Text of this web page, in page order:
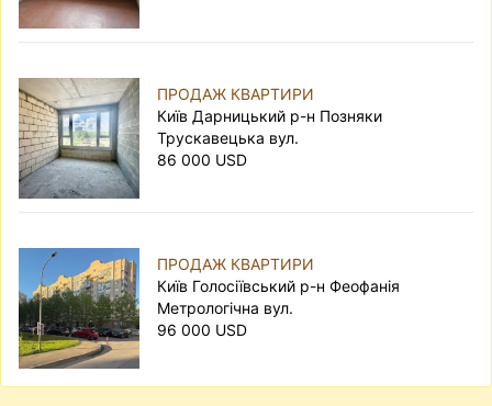
ПРОДАЖ КВАРТИРИ
Київ Дарницький р-н Позняки
Трускавецька вул.
86 000 USD
ПРОДАЖ КВАРТИРИ
Київ Голосіївський р-н Феофанія
Метрологічна вул.
96 000 USD